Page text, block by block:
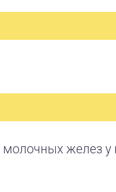
молочных желез у